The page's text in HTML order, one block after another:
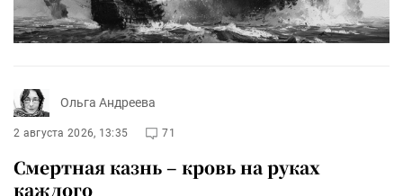
Ольга Андреева
2 августа 2026, 13:35 71
Смертная казнь – кровь на руках
каждого